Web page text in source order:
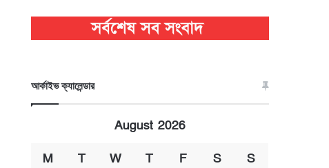
আর্কাইভ ক্যালেন্ডার
August 2026
M T W T F S S